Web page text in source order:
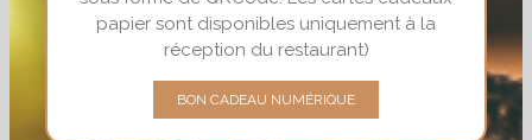
papier sont disponibles uniquement à la
réception du restaurant)
BON CADEAU NUMÉRIQUE